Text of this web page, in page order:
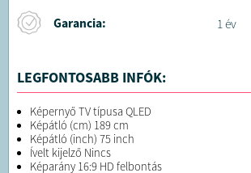
Garancia: 1 év
LEGFONTOSABB INFÓK:
Képernyő TV típusa QLED
Képátló (cm) 189 cm
Képátló (inch) 75 inch
Ívelt kijelző Nincs
Képarány 16:9 HD felbontás